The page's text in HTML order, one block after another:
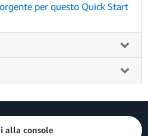
per questo Quick Start
alla console